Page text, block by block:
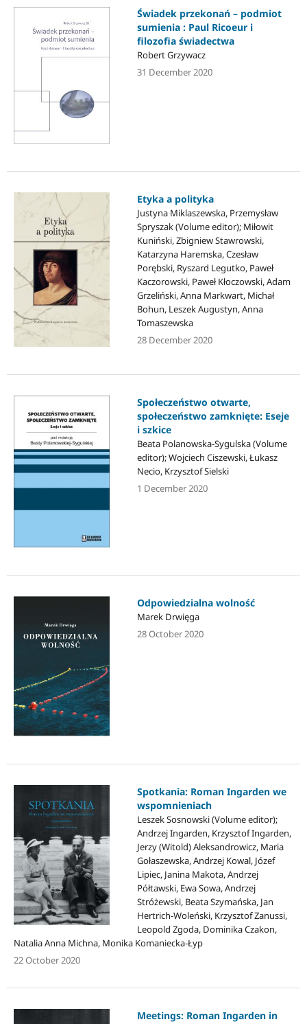
Świadek przekonań – podmiot
sumienia : Paul Ricoeur i
filozofia świadectwa
Robert Grzywacz
31 December 2020
Etyka a polityka
Justyna Miklaszewska, Przemysław
Spryszak (Volume editor); Miłowit
Kuniński, Zbigniew Stawrowski,
Katarzyna Haremska, Czesław
Porębski, Ryszard Legutko, Paweł
Kaczorowski, Paweł Kłoczowski, Adam
Grzeliński, Anna Markwart, Michał
Bohun, Leszek Augustyn, Anna
Tomaszewska
28 December 2020
Społeczeństwo otwarte,
społeczeństwo zamknięte: Eseje
i szkice
Beata Polanowska-Sygulska (Volume
editor); Wojciech Ciszewski, Łukasz
Necio, Krzysztof Sielski
1 December 2020
Odpowiedzialna wolność
Marek Drwięga
28 October 2020
Spotkania: Roman Ingarden we
wspomnieniach
Leszek Sosnowski (Volume editor);
Andrzej Ingarden, Krzysztof Ingarden,
Jerzy (Witold) Aleksandrowicz, Maria
Gołaszewska, Andrzej Kowal, Józef
Lipiec, Janina Makota, Andrzej
Półtawski, Ewa Sowa, Andrzej
Stróżewski, Beata Szymańska, Jan
Hertrich-Woleński, Krzysztof Zanussi,
Leopold Zgoda, Dominika Czakon,
Natalia Anna Michna, Monika Komaniecka-Łyp
22 October 2020
Meetings: Roman Ingarden in